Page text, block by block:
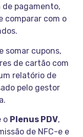
pagamento,
comparar com o
somar cupons,
de cartão com
relatório de
pelo gestor
o Plenus PDV,
de NFC-e e